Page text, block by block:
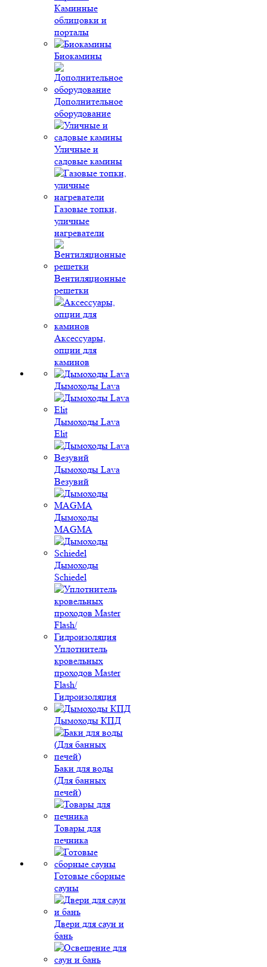
Каминные
облицовки и
порталы
Биокамины
Дополнительное
оборудование
Уличные и
садовые камины
Газовые топки,
уличные
нагреватели
Вентиляционные
решетки
Аксессуары,
опции для
каминов
Дымоходы Lava
Дымоходы Lava
Elit
Дымоходы Lava
Везувий
Дымоходы
MAGMA
Дымоходы
Schiedel
Уплотнитель
кровельных
проходов Master
Flash/
Гидроизоляция
Дымоходы КПД
Баки для воды
(Для банных
печей)
Товары для
печника
Готовые сборные
сауны
Двери для саун и
бань